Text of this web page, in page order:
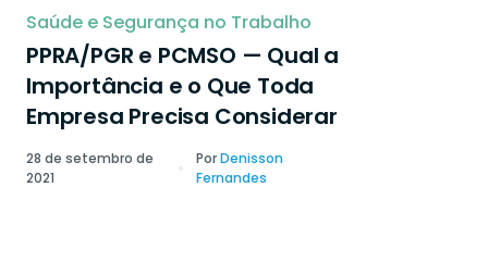
Saúde e Segurança no Trabalho
PPRA/PGR e PCMSO — Qual a
Importância e o Que Toda
Empresa Precisa Considerar
28 de setembro de
2021
PorDenisson
Fernandes